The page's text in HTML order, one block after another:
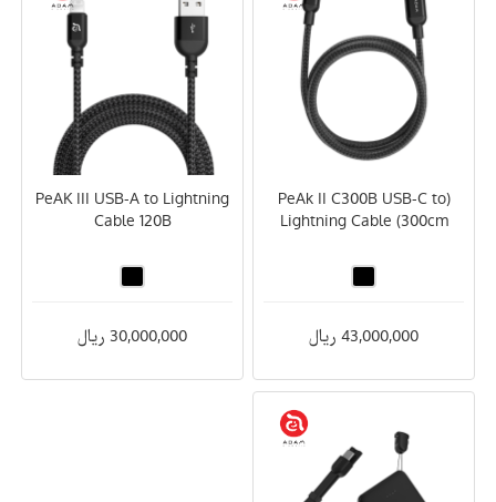
(PeAk II C300B USB-C to
Lightning Cable (300cm
43,000,000 ریال
PeAK III USB-A to Lightning
Cable 120B
30,000,000 ریال